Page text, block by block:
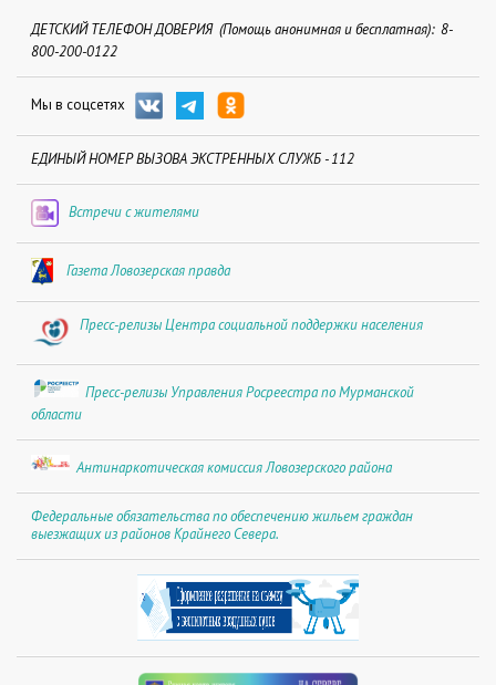
ДЕТСКИЙ ТЕЛЕФОН ДОВЕРИЯ (Помощь анонимная и бесплатная): 8-
800-200-0122
Мы в соцсетях
ЕДИНЫЙ НОМЕР ВЫЗОВА ЭКСТРЕННЫХ СЛУЖБ - 112
Встречи с жителями
Газета Ловозерская правда
Пресс-релизы Центра социальной поддержки населения
Пресс-релизы Управления Росреестра по Мурманской
области
Антинаркотическая комиссия Ловозерского района
Федеральные обязательства по обеспечению жильем граждан
выезжащих из районов Крайнего Севера.